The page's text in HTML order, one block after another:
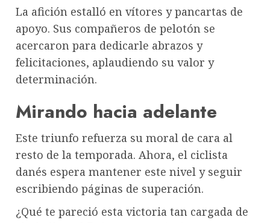
La afición estalló en vítores y pancartas de
apoyo. Sus compañeros de pelotón se
acercaron para dedicarle abrazos y
felicitaciones, aplaudiendo su valor y
determinación.
Mirando hacia adelante
Este triunfo refuerza su moral de cara al
resto de la temporada. Ahora, el ciclista
danés espera mantener este nivel y seguir
escribiendo páginas de superación.
¿Qué te pareció esta victoria tan cargada de